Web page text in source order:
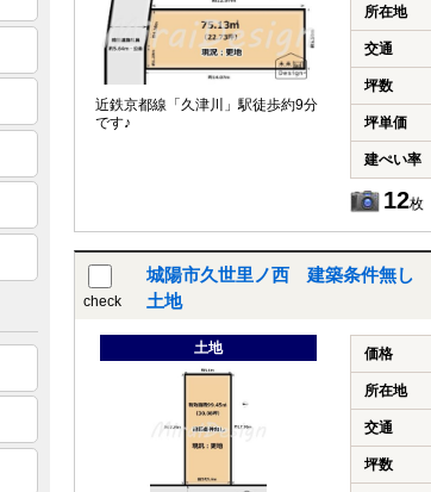
近鉄京都線「久津川」駅徒歩約9分
です♪
所在地
交通
坪数
坪単価
建ぺい率
12
check
城陽市久世里ノ西 建築条件無し
土地
土地 価格
所在地
交通
坪数